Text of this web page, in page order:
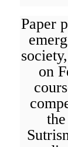
Paper
on